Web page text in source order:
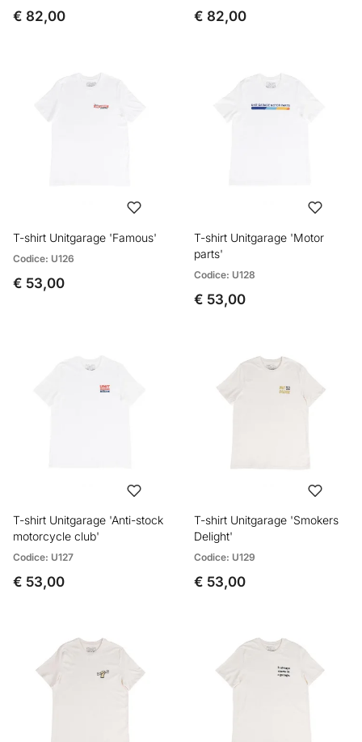
€ 82,00 € 82,00
T-shirt Unitgarage 'Famous'
Codice: U126
€ 53,00
T-shirt Unitgarage 'Motor
parts'
Codice: U128
€ 53,00
T-shirt Unitgarage 'Anti-stock
motorcycle club'
Codice: U127
€ 53,00
T-shirt Unitgarage 'Smokers
Delight'
Codice: U129
€ 53,00